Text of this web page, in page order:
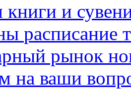
книги и
расписание
рынок
на ваши